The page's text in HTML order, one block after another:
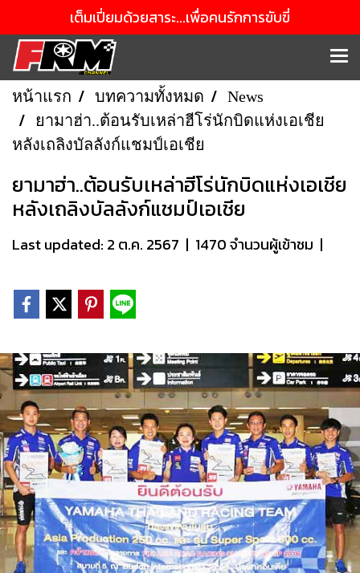
เต็มเปี่ยมด้วยสาระ...เพื่อคนรักการขับขี่
หน้าแรก บทความทั้งหมด
News
ยามาฮ่า..ต้อนรับเหล่าฮีโร่นักบิดแห่งเอเชีย
หลังเถลิงบัลลังก์แชมป์เอเชีย
ยามาฮ่า..ต้อนรับเหล่าฮีโร่นักบิดแห่งเอเชีย
หลังเถลิงบัลลังก์แชมป์เอเชีย
Last updated: 2 ต.ค. 2567 | 1470 จำนวนผู้เข้าชม |